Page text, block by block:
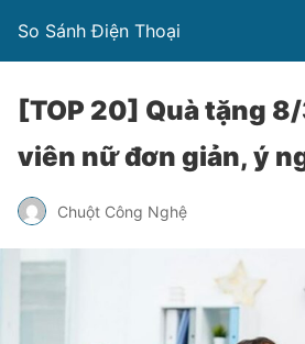
So Sánh Điện Thoại
[TOP 20] Quà tặng
viên nữ đơn giản, ý
Chuột Công Nghệ